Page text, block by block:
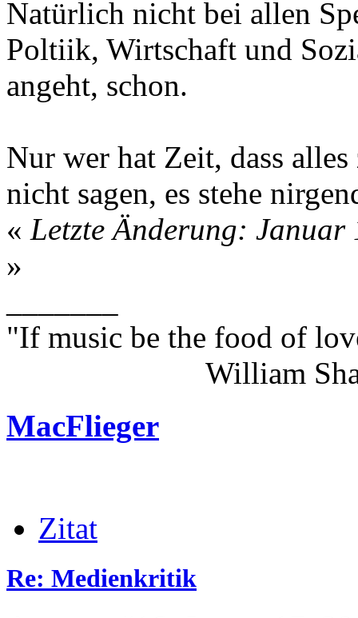
Natürlich nicht bei allen
Poltiik, Wirtschaft und
angeht, schon.
Nur wer hat Zeit, dass
nicht sagen, es stehe
« Letzte Änderung:
»
"If music be the food of
William
MacFlieger
Zitat
Re: Medienkritik